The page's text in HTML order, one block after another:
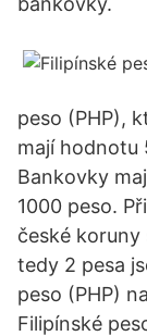
peso (PHP),
mají hodnotu
Bankovky
1000 peso.
české koruny
tedy 2 pesa
peso (PHP)
Filipínské